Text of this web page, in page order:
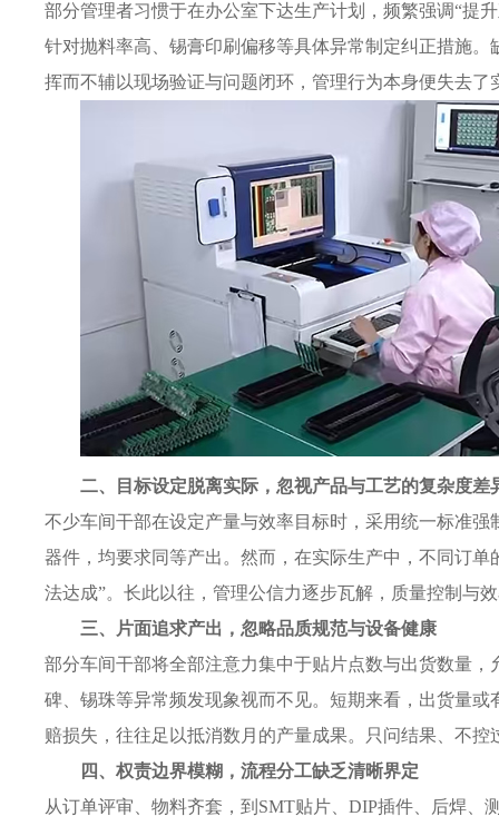
部分管理者习惯于在办公室下达生产计划，频繁强调“提
针对抛料率高、锡膏印刷偏移等具体异常制定纠正措施
挥而不辅以现场验证与问题闭环，管理行为本身便失去了
二、目标设定脱离实际，忽视产品与工艺的复杂度差
不少车间干部在设定产量与效率目标时，采用统一标准
器件，均要求同等产出。然而，在实际生产中，不同订
法达成”。长此以往，管理公信力逐步瓦解，质量控制与
三、片面追求产出，忽略品质规范与设备健康
部分车间干部将全部注意力集中于贴片点数与出货数量
碑、锡珠等异常频发现象视而不见。短期来看，出货量
赔损失，往往足以抵消数月的产量成果。只问结果、不
四、权责边界模糊，流程分工缺乏清晰界定
从订单评审、物料齐套，到SMT贴片、DIP插件、后焊